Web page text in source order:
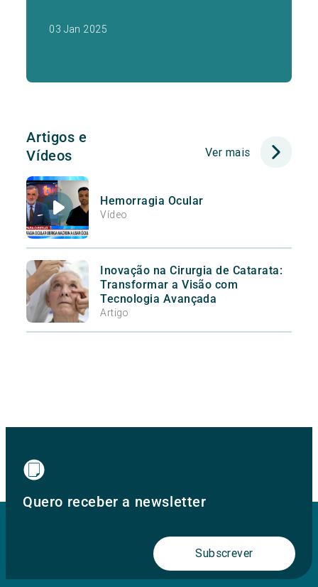
03 Jan 2025
Artigos e
Vídeos
Ver mais
Hemorragia Ocular
Vídeo
Inovação na Cirurgia de Catarata:
Transformar a Visão com
Tecnologia Avançada
Artigo
Quero receber a newsletter
Subscrever